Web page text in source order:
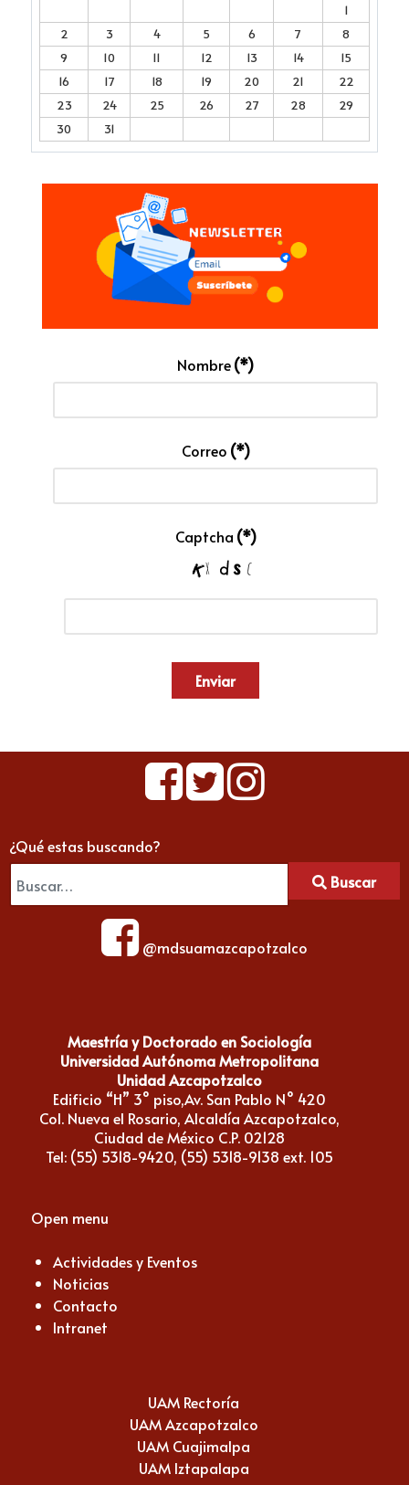
1
2
3 4 5 6 7
8
9
10 11 12 13 14
15
16
17 18 19 20 21
22
23
24 25 26 27 28
29
30
31
Nombre(*)
Correo (*)
Captcha (*)
Enviar
¿Qué estas buscando?
Buscar
@mdsuamazcapotzalco
Maestría y Doctorado en Sociología
Universidad Autónoma Metropolitana
Unidad Azcapotzalco
Edificio “H” 3° piso,Av. San Pablo N° 420
Col. Nueva el Rosario, Alcaldía Azcapotzalco,
Ciudad de México C.P. 02128
Tel: (55) 5318-9420, (55) 5318-9138 ext. 105
Open menu
Actividades y Eventos
Noticias
Contacto
Intranet
UAM Rectoría
UAM Azcapotzalco
UAM Cuajimalpa
UAM Iztapalapa